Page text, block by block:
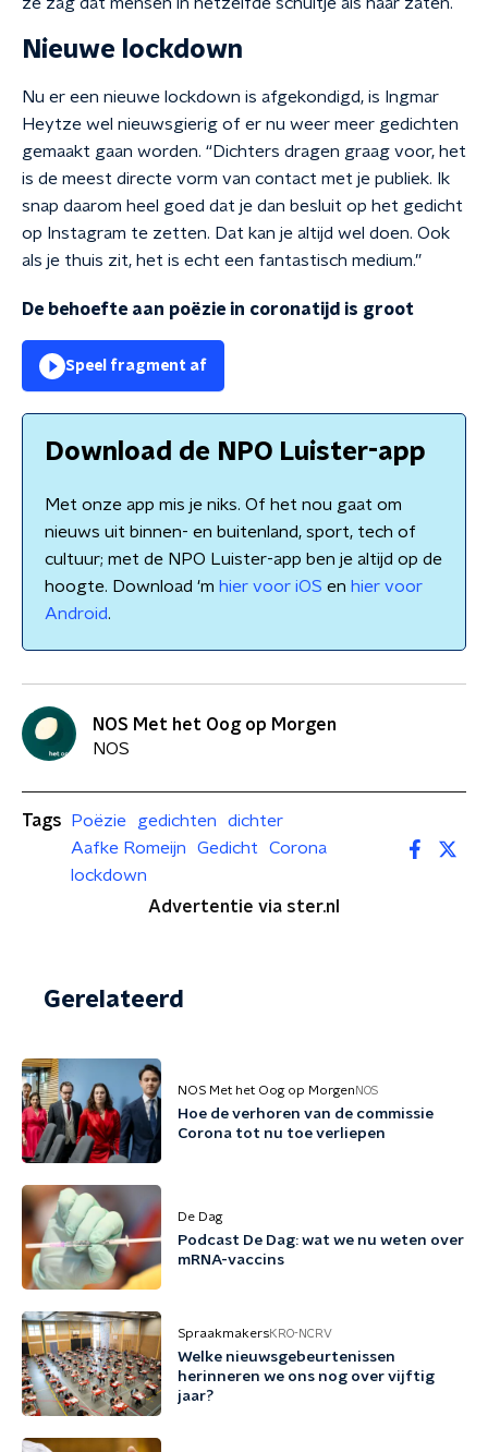
Nieuwe lockdown
Nu er een nieuwe lockdown is afgekondigd, is Ingmar
Heytze wel nieuwsgierig of er nu weer meer gedichten
gemaakt gaan worden. “Dichters dragen graag voor, het
is de meest directe vorm van contact met je publiek. Ik
snap daarom heel goed dat je dan besluit op het gedicht
op Instagram te zetten. Dat kan je altijd wel doen. Ook
als je thuis zit, het is echt een fantastisch medium.”
De behoefte aan poëzie in coronatijd is groot
Speel fragment af
Download de NPO Luister-app
Met onze app mis je niks. Of het nou gaat om
nieuws uit binnen- en buitenland, sport, tech of
cultuur; met de NPO Luister-app ben je altijd op de
hoogte. Download 'm hier voor iOS en hier voor
Android.
NOS Met het Oog op Morgen
NOS
Tags Poëzie gedichten
dichter
Aafke Romeijn
Gedicht
Corona
lockdown
Advertentie via ster.nl
Gerelateerd
NOS Met het Oog op Morgen NOS
Hoe de verhoren van de commissie
Corona tot nu toe verliepen
De Dag
Podcast De Dag: wat we nu weten over
mRNA-vaccins
SpraakmakersKRO-NCRV
Welke nieuwsgebeurtenissen
herinneren we ons nog over vijftig
jaar?